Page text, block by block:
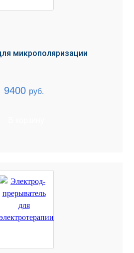
микрополяризации
9400 руб.